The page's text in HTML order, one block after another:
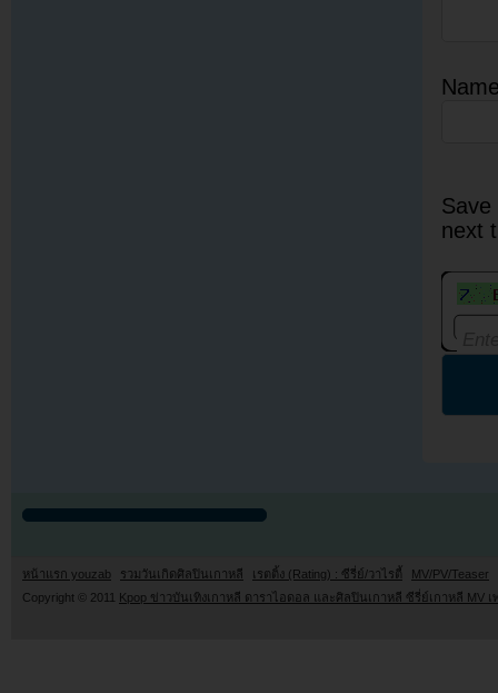
next
หน้าแรก youzab รวมวันเกิดศิลปินเกาหลี เรตติ้ง (Rating) : ซีรี่ย์/วาไรตี้
MV/PV/Teaser
Copyright © 2011
Kpop ข่าวบันเทิงเกาหลี ดาราไอดอล และศิลปินเกาหลี ซีรี่ย์เกาหลี MV